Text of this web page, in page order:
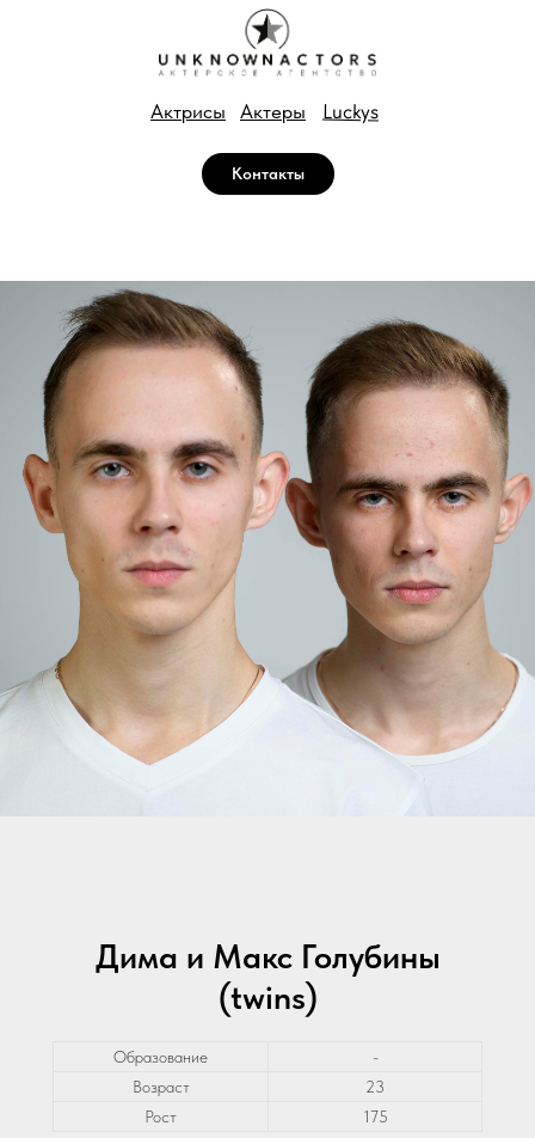
Актрисы Актеры Luckys
Контакты
Дима и Макс Голубины
(twins)
Образование
-
Возраст
23
Рост
175